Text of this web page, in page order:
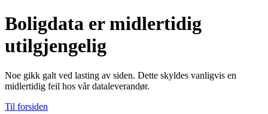
Boligdata er midlertidig
utilgjengelig
Noe gikk galt ved lasting av siden. Dette skyldes vanligvis en
midlertidig feil hos vår dataleverandør.
Til forsiden